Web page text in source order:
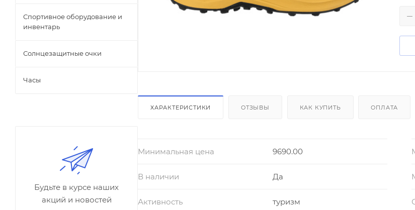
ХАРАКТЕРИСТИКИ ОТЗЫВЫ КАК КУПИТЬ ОПЛАТА
Минимальная цена 9690.00
В наличии Да
Активность туризм
Спортивное оборудование и
инвентарь
Солнцезащитные очки
Часы
Будьте в курсе наших
акций и новостей